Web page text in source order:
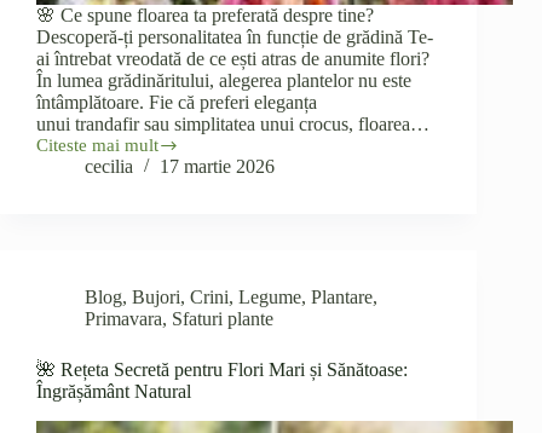
🌸 Ce spune floarea ta preferată despre tine?
Descoperă-ți personalitatea în funcție de grădină Te-
ai întrebat vreodată de ce ești atras de anumite flori?
În lumea grădinăritului, alegerea plantelor nu este
întâmplătoare. Fie că preferi eleganța
unui trandafir sau simplitatea unui crocus, floarea…
Citeste mai mult
🌸
cecilia 17 martie 2026
Blog, Bujori, Crini, Legume, Plantare,
Primavara, Sfaturi plante
🌺 Rețeta Secretă pentru Flori Mari și Sănătoase:
Îngrășământ Natural